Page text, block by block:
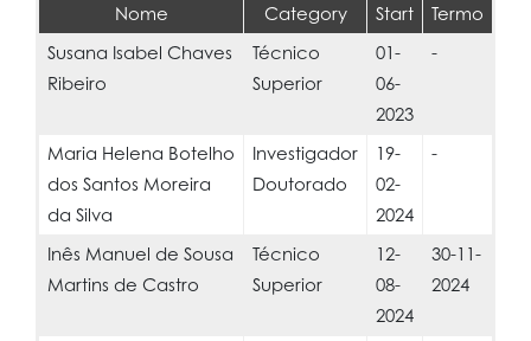
Nome Category Start
Termo
Susana Isabel Chaves
Ribeiro
Técnico
Superior
01-
06-
2023
-
Maria Helena Botelho
dos Santos Moreira
da Silva
Investigador
Doutorado
19-
02-
2024
-
Inês Manuel de Sousa
Martins de Castro
Técnico
Superior
12-
08-
2024
30-11-
2024